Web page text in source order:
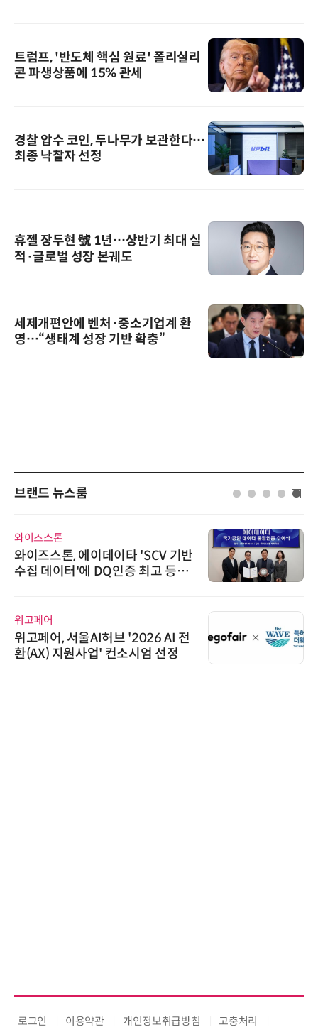
트럼프, '반도체 핵심 원료' 폴리실리
콘 파생상품에 15% 관세
경찰 압수 코인, 두나무가 보관한다…
최종 낙찰자 선정
휴젤 장두현 號 1년…상반기 최대 실
적·글로벌 성장 본궤도
세제개편안에 벤처·중소기업계 환
영…“생태계 성장 기반 확충”
브랜드 뉴스룸
와이즈스톤
와이즈스톤, 에이데이타 'SCV 기반
수집 데이터'에 DQ인증 최고 등급
위고페어
위고페어, 서울AI허브 '2026 AI 전
환(AX) 지원사업' 컨소시엄 선정
로그인 이용약관 개인정보취급방침 고충처리